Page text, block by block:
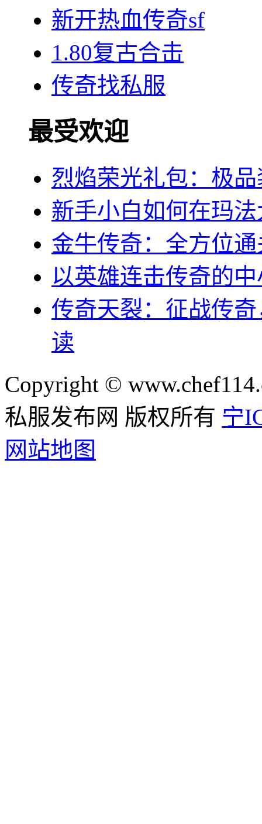
新开热血传奇sf
1.80复古合击
传奇找私服
最受欢迎
烈焰荣光礼包：极
新手小白如何在玛
金牛传奇：全方位
以英雄连击传奇的
传奇天裂：征战传
读
Copyright ©
私服发布网 版权所有 宁
网站地图